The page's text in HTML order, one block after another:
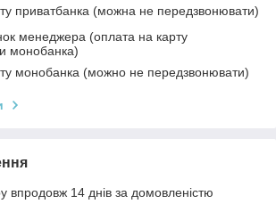
приватбанка (можна не передзвонювати)
менеджера (оплата на карту
монобанка)
монобанка (можно не передзвонювати)
впродовж 14 днів за домовленістю